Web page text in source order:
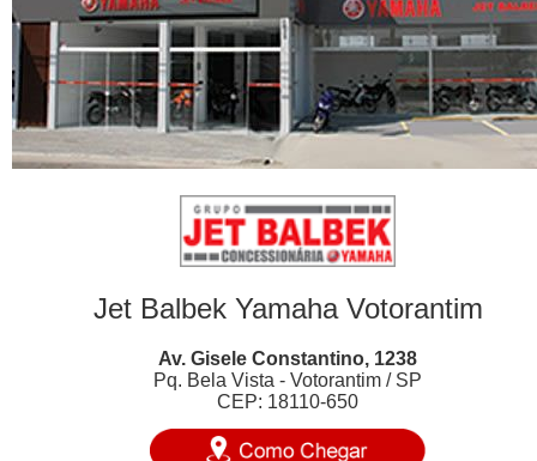
Jet Balbek Yamaha Votorantim
Av. Gisele Constantino, 1238
Pq. Bela Vista - Votorantim / SP
CEP: 18110-650